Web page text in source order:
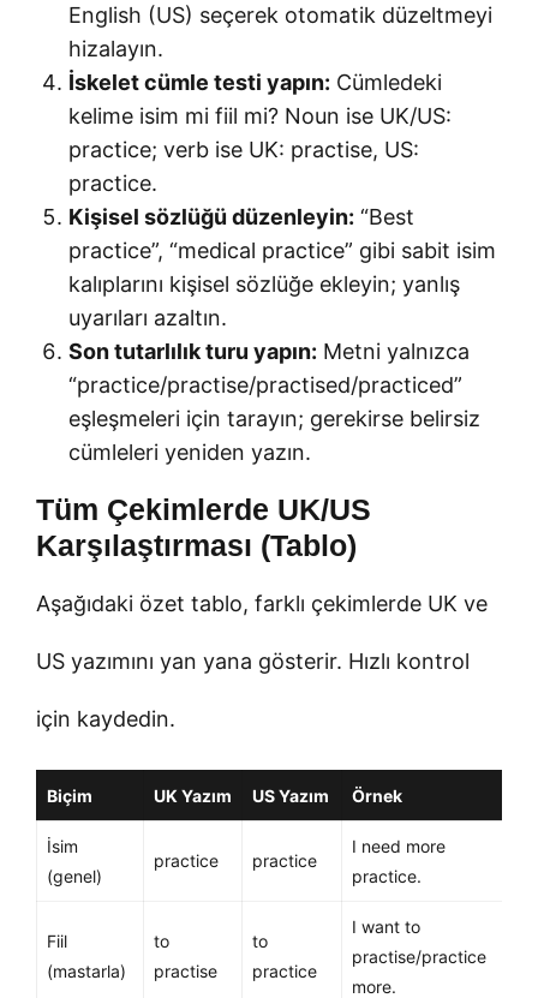
English (US) seçerek otomatik düzeltmeyi
hizalayın.
İskelet cümle testi yapın: Cümledeki
kelime isim mi fiil mi? Noun ise UK/US:
practice; verb ise UK: practise, US:
practice.
Kişisel sözlüğü düzenleyin: “Best
practice”, “medical practice” gibi sabit isim
kalıplarını kişisel sözlüğe ekleyin; yanlış
uyarıları azaltın.
Son tutarlılık turu yapın: Metni yalnızca
“practice/practise/practised/practiced”
eşleşmeleri için tarayın; gerekirse belirsiz
cümleleri yeniden yazın.
Tüm Çekimlerde UK/US
Karşılaştırması (Tablo)
Aşağıdaki özet tablo, farklı çekimlerde UK ve
US yazımını yan yana gösterir. Hızlı kontrol
için kaydedin.
Biçim UK Yazım US Yazım Örnek
İsim
(genel)
practice practice
I need more
practice.
Fiil
(mastarla)
to
practise
to
practice
I want to
practise/practice
more.